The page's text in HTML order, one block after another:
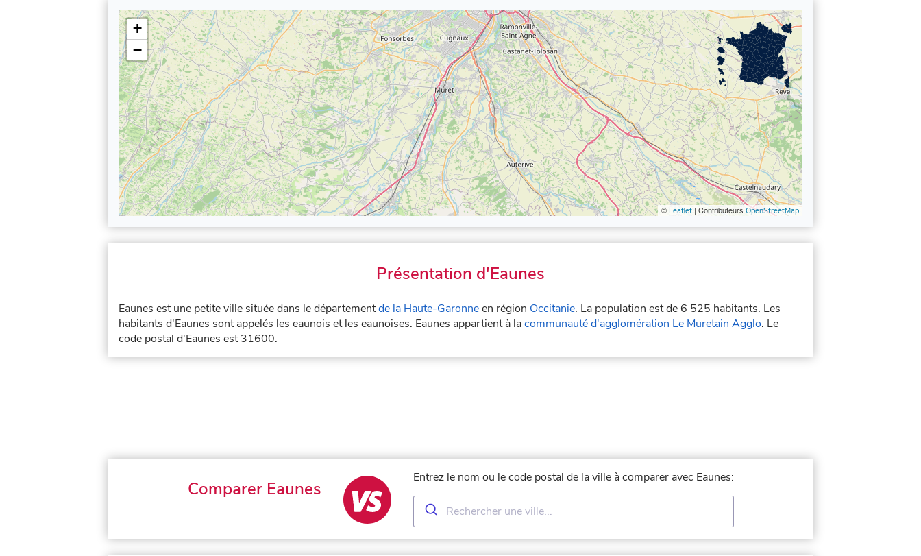
+
−
© Leaflet | Contributeurs OpenStreetMap
Présentation d'Eaunes
Eaunes est une petite ville située dans le départementde la Haute-Garonneen région Occitanie. La population est de 6 525 habitants. Les
habitants d'Eaunes sont appelés les eaunois et les eaunoises. Eaunes appartient à lacommunauté d'agglomération Le Muretain Agglo. Le
code postal d'Eaunes est 31600.
Comparer Eaunes
Entrez le nom ou le code postal de la ville à comparer avec Eaunes: